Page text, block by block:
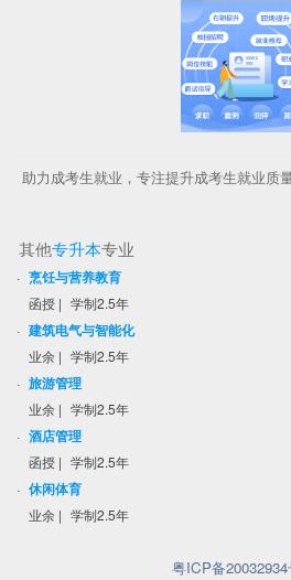
助力成考生就业，专注提升成考生就业质
其他专升本专业
· 烹饪与营养教育
函授 | 学制2.5年
· 建筑电气与智能化
业余 | 学制2.5年
· 旅游管理
业余 | 学制2.5年
· 酒店管理
函授 | 学制2.5年
· 休闲体育
业余 | 学制2.5年
粤ICP备